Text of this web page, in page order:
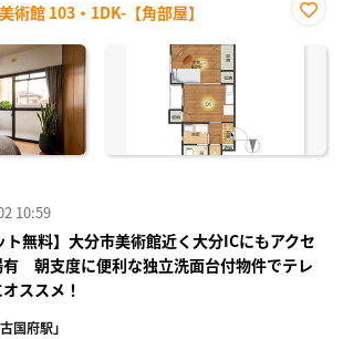
術館 103・1DK-【角部屋】
に入
10:59
無料】大分市美術館近く大分ICにもアクセ
有 朝支度に便利な独立洗面台付物件でテレ
ススメ！
国府駅」